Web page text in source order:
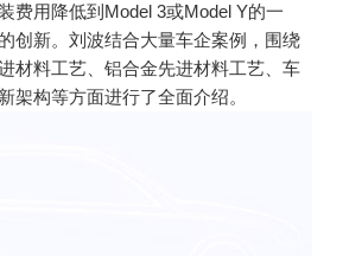
费用降低到Model 3或Model Y的一
创新。刘波结合大量车企案例，围绕
材料工艺、铝合金先进材料工艺、车
架构等方面进行了全面介绍。